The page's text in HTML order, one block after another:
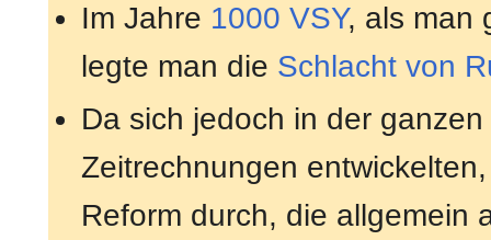
Im Jahre 1000 VSY, als man
legte man die Schlacht von
Da sich jedoch in der
Zeitrechnungen
Reform durch, die allgemein